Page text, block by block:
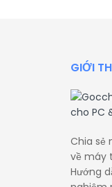
GIỚI
Chia sẻ
về máy
Hướng